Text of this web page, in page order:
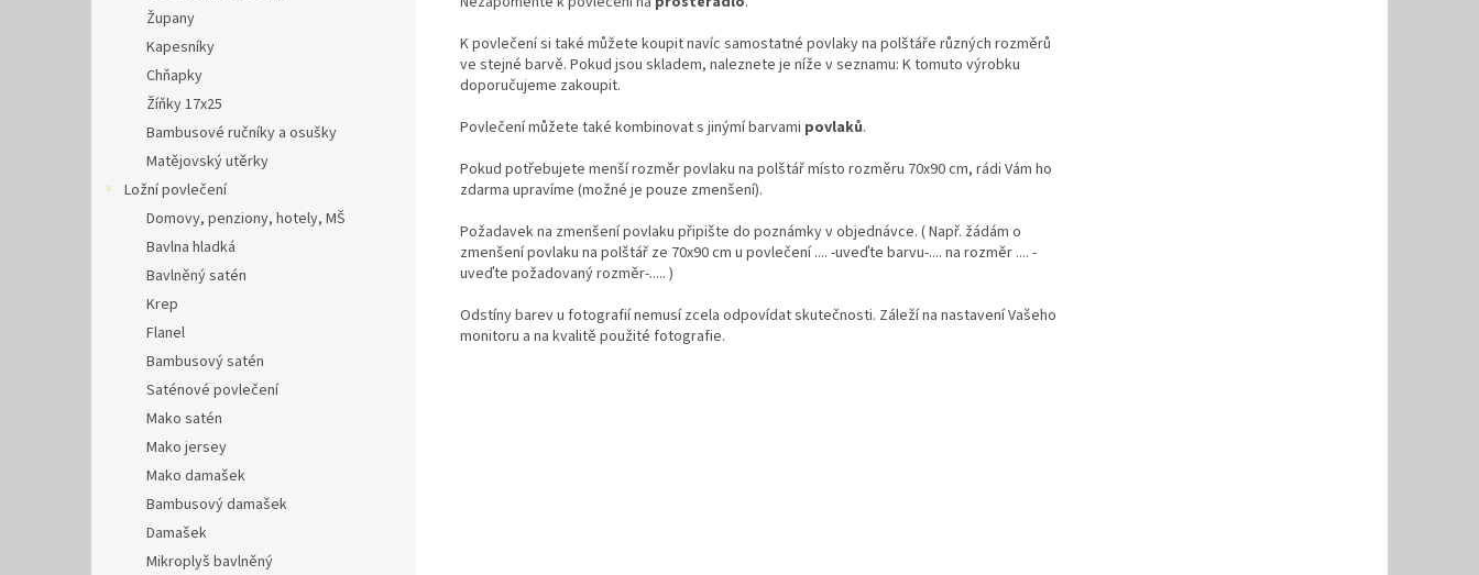
Župany
Kapesníky
Chňapky
Žíňky 17x25
Bambusové ručníky a osušky
Matějovský utěrky
Ložní povlečení
Domovy, penziony, hotely, MŠ
Bavlna hladká
Bavlněný satén
Krep
Flanel
Bambusový satén
Saténové povlečení
Mako satén
Mako jersey
Mako damašek
Bambusový damašek
Damašek
Mikroplyš bavlněný
K povlečení si také můžete koupit navíc samostatné povlaky na polštáře různých rozměrů
ve stejné barvě. Pokud jsou skladem, naleznete je níže v seznamu: K tomuto výrobku
doporučujeme zakoupit.
Povlečení můžete také kombinovat s jinýmí barvami povlaků.
Pokud potřebujete menší rozměr povlaku na polštář místo rozměru 70x90 cm, rádi Vám ho
zdarma upravíme (možné je pouze zmenšení).
Požadavek na zmenšení povlaku připište do poznámky v objednávce. ( Např. žádám o
zmenšení povlaku na polštář ze 70x90 cm u povlečení .... -uveďte barvu-.... na rozměr .... -
uveďte požadovaný rozměr-..... )
Odstíny barev u fotografií nemusí zcela odpovídat skutečnosti. Záleží na nastavení Vašeho
monitoru a na kvalitě použité fotografie.